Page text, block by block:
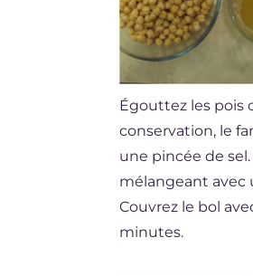
Égouttez les pois
conservation, le
une pincée de
mélangeant avec
Couvrez le bol
minutes.